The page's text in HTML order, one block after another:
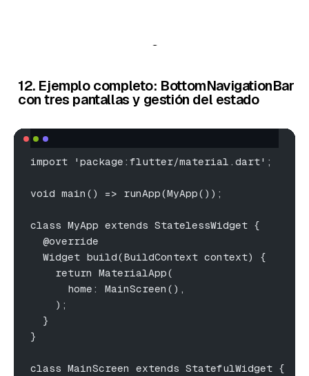
12. Ejemplo completo: BottomNavigationBar
con tres pantallas y gestión del estado
import 'package:flutter/material.dart';
void main() => runApp(MyApp());
class MyApp extends StatelessWidget {
  @override
  Widget build(BuildContext context) {
    return MaterialApp(
      home: MainScreen(),
    );
  }
}
class MainScreen extends StatefulWidget {